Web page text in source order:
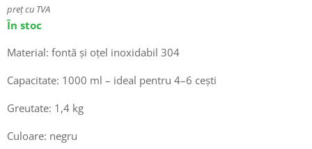
preț cu TVA
În stoc
Material: fontă și oțel inoxidabil 304
Capacitate: 1000 ml – ideal pentru 4–6 cești
Greutate: 1,4 kg
Culoare: negru